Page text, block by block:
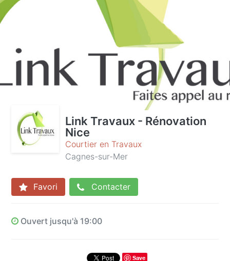
Link Travaux - Rénovation
Nice
Courtier en Travaux
Cagnes-sur-Mer
Favori Contacter
Ouvert jusqu'à 19:00
Save